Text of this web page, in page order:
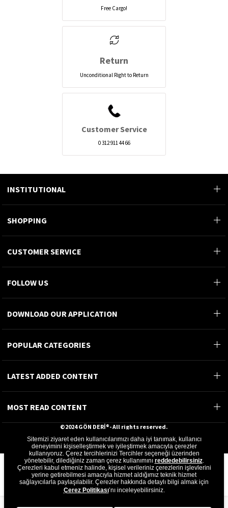
Free Cargo!
Return
Unconditional Right to Return
Customer Service
0 312 911 44 66
INSTITUTIONAL
SHOPPING
CUSTOMER SERVICE
FOLLOW US
DOWNLOAD OUR APPLICATION
POPULAR CATEGORIES
LATEST ADDED CONTENT
MOST READ CONTENT
©2024 GÖN DERİ®- All rights reserved.
GÖN DERİ ÜRÜNLERİ A.Ş.
Sitemizi ziyaret eden kullanıcılarımızı daha iyi tanımak, kullanıcı
deneyimini kişiselleştirmek ve iyileştirmek amacıyla çerezler
kullanıyoruz. Çerez tercihlerinizi Tercihler seçeneği üzerinden
yönetebilir, dilediğiniz zaman çerez kullanımını reddedebilirsiniz.
Çerezleri kabul etmeniz halinde, kişisel verileriniz çerezlerin işlevlerini
yerine getirebilmesi amacıyla hizmet aldığımız teknik hizmet
sağlayıcılarla paylaşılabilir. Çerezler hakkında detaylı bilgi almak için
Çerez Politikası’nı inceleyebilirsiniz.